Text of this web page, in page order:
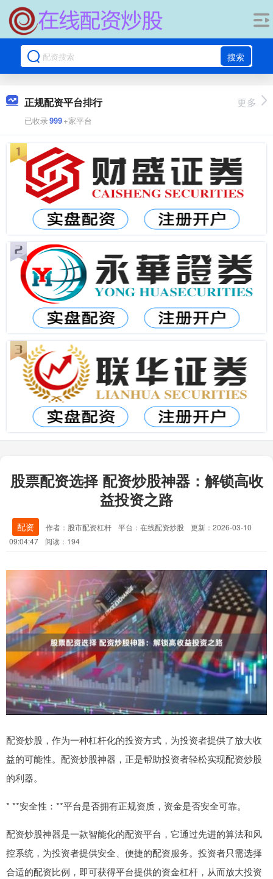
搜索
正规配资平台排行
已收录999+家平台
更多
股票配资选择 配资炒股神器：解锁高收
益投资之路
配资 作者：股市配资杠杆 平台：在线配资炒股
更新：2026-03-10
09:04:47
阅读：194
配资炒股，作为一种杠杆化的投资方式，为投资者提供了放大收
益的可能性。配资炒股神器，正是帮助投资者轻松实现配资炒股
的利器。
* **安全性：**平台是否拥有正规资质，资金是否安全可靠。
配资炒股神器是一款智能化的配资平台，它通过先进的算法和风
控系统，为投资者提供安全、便捷的配资服务。投资者只需选择
合适的配资比例，即可获得平台提供的资金杠杆，从而放大投资